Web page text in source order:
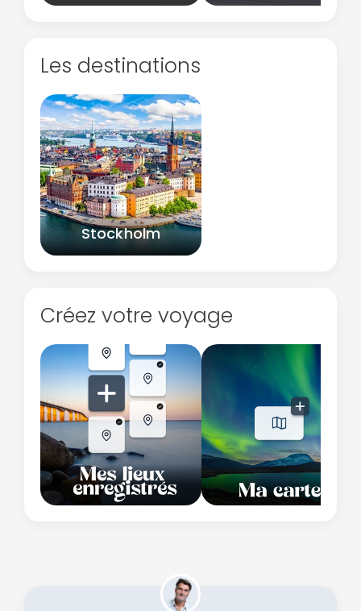
Les destinations
Stockholm
Créez votre voyage